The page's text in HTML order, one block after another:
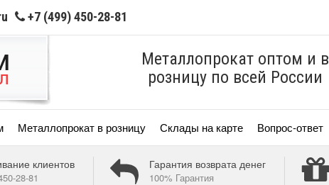
+7 (499) 450-28-81
Металлопрокат оптом и в
розницу по всей России
Металлопрокат в розницу Склады на карте Вопрос-ответ
клиентов
28-81
Гарантия возврата денег
100% Гарантия